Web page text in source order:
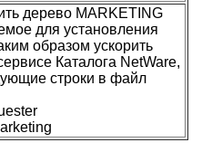
дерево MARKETING
для установления
образом ускорить
Каталога NetWare,
строки в файл